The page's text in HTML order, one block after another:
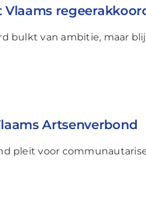
Vlaams
bulkt van ambitie, maar
Artsenverbond
pleit voor